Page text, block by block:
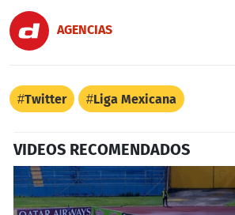
AGENCIAS
Twitter Liga Mexicana
VIDEOS RECOMENDADOS